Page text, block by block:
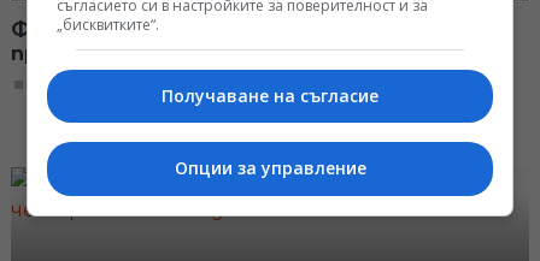
Феите ни учат кое е най-ценното и кое ни
прави истински щастливи
07:08, 11.11.2017
съгласието си в настройките за поверителност и за
„бисквитките“.
Получаване на съгласие
Опции за управление